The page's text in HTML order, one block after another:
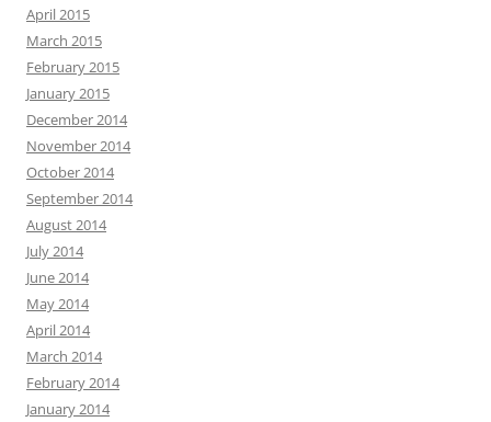
April 2015
March 2015
February 2015
January 2015
December 2014
November 2014
October 2014
September 2014
August 2014
July 2014
June 2014
May 2014
April 2014
March 2014
February 2014
January 2014